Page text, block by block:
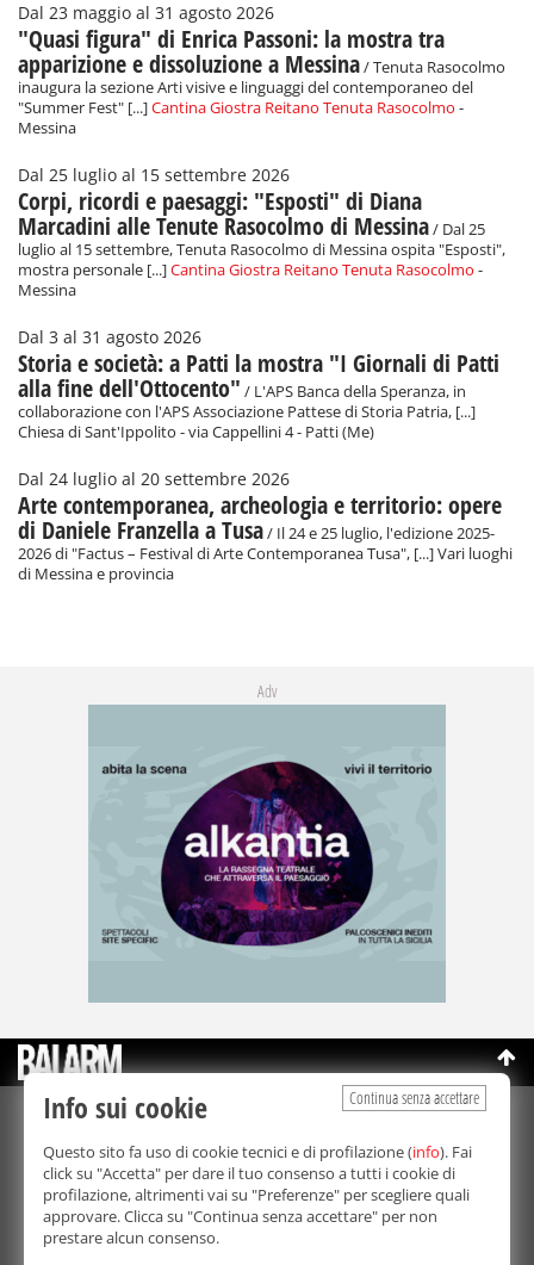
Dal 23 maggio al 31 agosto 2026
"Quasi figura" di Enrica Passoni: la mostra tra
apparizione e dissoluzione a Messina/ Tenuta Rasocolmo
inaugura la sezione Arti visive e linguaggi del contemporaneo del
"Summer Fest" [...]Cantina Giostra Reitano Tenuta Rasocolmo -
Messina
Dal 25 luglio al 15 settembre 2026
Corpi, ricordi e paesaggi: "Esposti" di Diana
Marcadini alle Tenute Rasocolmo di Messina/ Dal 25
luglio al 15 settembre, Tenuta Rasocolmo di Messina ospita "Esposti",
mostra personale [...]Cantina Giostra Reitano Tenuta Rasocolmo -
Messina
Dal 3 al 31 agosto 2026
Storia e società: a Patti la mostra "I Giornali di Patti
alla fine dell'Ottocento" / L'APS Banca della Speranza, in
collaborazione con l'APS Associazione Pattese di Storia Patria, [...]
Chiesa di Sant'Ippolito - via Cappellini 4 - Patti (Me)
Dal 24 luglio al 20 settembre 2026
Arte contemporanea, archeologia e territorio: opere
di Daniele Franzella a Tusa/ Il 24 e 25 luglio, l'edizione 2025-
2026 di "Factus – Festival di Arte Contemporanea Tusa", [...] Vari luoghi
di Messina e provincia
Adv
©Copyright 2003-2026
Bmedia Srl- P.IVA 07064240828
La riproduzione totale o parziale di tutti i contenuti, in qualunque
forma, su qualsiasi supporto è proibita.
Balarm.it è una testata giornalistica registrata. Autorizzazione del
Tribunale di Palermo n° 32 del 21/10/2003
Direttore responsabile:
Continua senza accettare
Info sui cookie
Questo sito fa uso di cookie tecnici e di profilazione (info). Fai
click su "Accetta" per dare il tuo consenso a tutti i cookie di
profilazione, altrimenti vai su "Preferenze" per scegliere quali
approvare. Clicca su "Continua senza accettare" per non
prestare alcun consenso.